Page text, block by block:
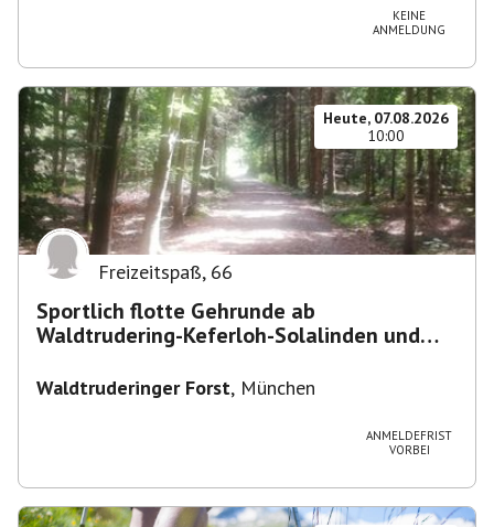
KEINE
ANMELDUNG
Heute, 07.08.2026
10:00
Freizeitspaß, 66
Sportlich flotte Gehrunde ab
Waldtrudering-Keferloh-Solalinden und
Waldtruderinger Forst, München
ANMELDEFRIST
VORBEI